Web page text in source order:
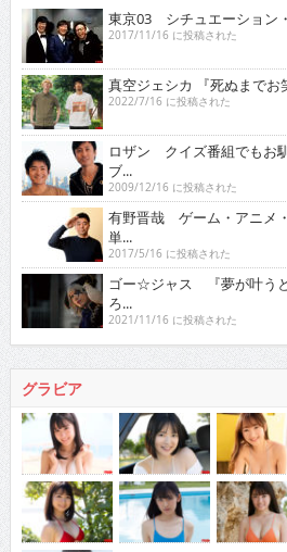
東京03 シチュエーション
2017/11/16 に投稿された
真空ジェシカ 『死ぬまでお
2022/7/16 に投稿された
ロザン クイズ番組でもお
ブ...
2009/12/16 に投稿された
有野晋哉 ゲーム・アニメ
単...
2017/5/16 に投稿された
ゴー☆ジャス 『夢が叶う
ろ...
2021/11/16 に投稿された
グラビア